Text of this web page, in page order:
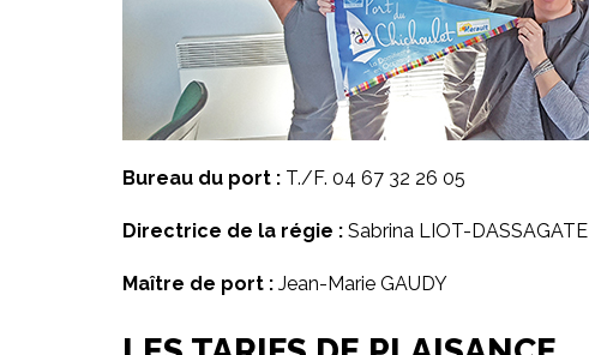
Bureau du port : T./F. 04 67 32 26 05
Directrice de la régie : Sabrina LIOT-DASSAGATE
Maître de port : Jean-Marie GAUDY